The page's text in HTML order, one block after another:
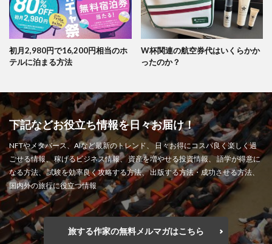
初月2,980円で16,200円相当のホ
テルに泊まる方法
W杯関連の航空券代はいくらかか
ったのか？
下記などお役立ち情報を日々お届け！
NFTやメタバース、AIなど最新のトレンド、 日々お得にコスパ良く楽しく過
ごせる情報、 稼げるビジネス情報、 資産を増やせる投資情報、 語学が得意に
なる方法、 試験を効率良く攻略する方法、 出版する方法・成功させる方法、
国内外の旅行に役立つ情報
旅する作家の無料メルマガはこちら